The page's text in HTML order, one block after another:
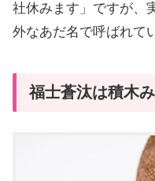
社休みます」ですが、
外なあだ名で呼ばれて
福士蒼汰は積木